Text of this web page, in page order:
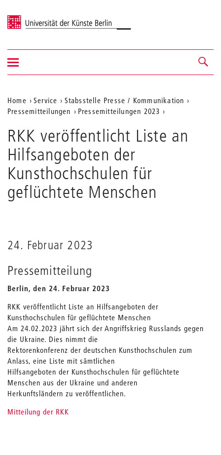
Universität der Künste Berlin
Navigation &
Suche
Navigation
ein-/ausblenden
Aktuelle
Position
auf
der
Webseite
Home Service
Stabsstelle Presse / Kommunikation
Pressemitteilungen
Pressemitteilungen 2023
RKK veröffentlicht Liste an
Hilfsangeboten der
Kunsthochschulen für
geflüchtete Menschen
24. Februar 2023
Pressemitteilung
Berlin, den 24. Februar 2023
RKK veröffentlicht Liste an Hilfsangeboten der
Kunsthochschulen für geflüchtete Menschen
Am 24.02.2023 jährt sich der Angriffskrieg Russlands gegen
die Ukraine. Dies nimmt die
Rektorenkonferenz der deutschen Kunsthochschulen zum
Anlass, eine Liste mit sämtlichen
Hilfsangeboten der Kunsthochschulen für geflüchtete
Menschen aus der Ukraine und anderen
Herkunftsländern zu veröffentlichen.
Mitteilung der RKK